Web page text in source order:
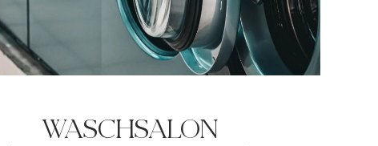
WASCHSALON